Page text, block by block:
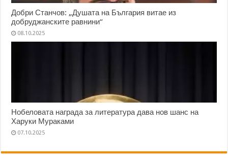
Добри Станчов: „Душата на България витае из
добруджанските равнини“
08.10.2025
Нобеловата награда за литература дава нов шанс на
Харуки Мураками
07.10.2025